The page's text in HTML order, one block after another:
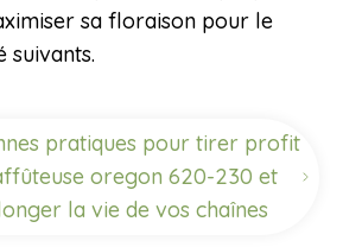
sa floraison pour le
suivants.
pratiques pour tirer profit
oregon 620-230 et
la vie de vos chaînes